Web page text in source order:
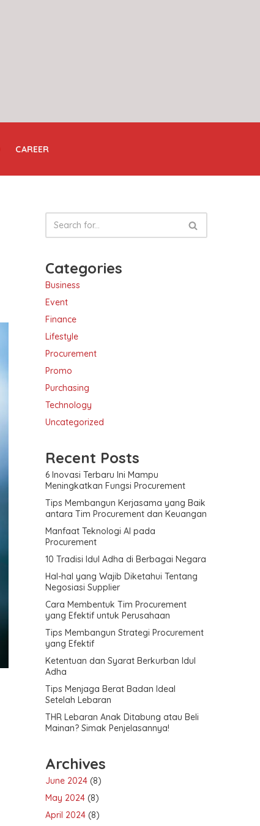
CAREER
Categories
Business
Event
Finance
Lifestyle
Procurement
Promo
Purchasing
Technology
Uncategorized
Recent Posts
6 Inovasi Terbaru Ini Mampu
Meningkatkan Fungsi Procurement
Tips Membangun Kerjasama yang Baik
antara Tim Procurement dan Keuangan
Manfaat Teknologi AI pada
Procurement
10 Tradisi Idul Adha di Berbagai Negara
Hal-hal yang Wajib Diketahui Tentang
Negosiasi Supplier
Cara Membentuk Tim Procurement
yang Efektif untuk Perusahaan
Tips Membangun Strategi Procurement
yang Efektif
Ketentuan dan Syarat Berkurban Idul
Adha
Tips Menjaga Berat Badan Ideal
Setelah Lebaran
THR Lebaran Anak Ditabung atau Beli
Mainan? Simak Penjelasannya!
Archives
June 2024 (8)
May 2024 (8)
April 2024 (8)